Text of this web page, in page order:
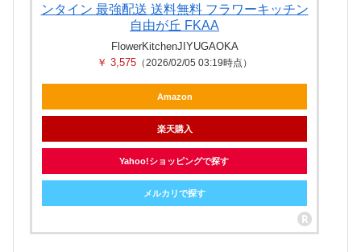
ンタイン 最強配送 送料無料 フラワーキッチン
自由が丘 FKAA
FlowerKitchenJIYUGAOKA
￥ 3,575 （2026/02/05 03:19時点）
Amazon
楽天購入
Yahoo!ショッピングで探す
メルカリで探す